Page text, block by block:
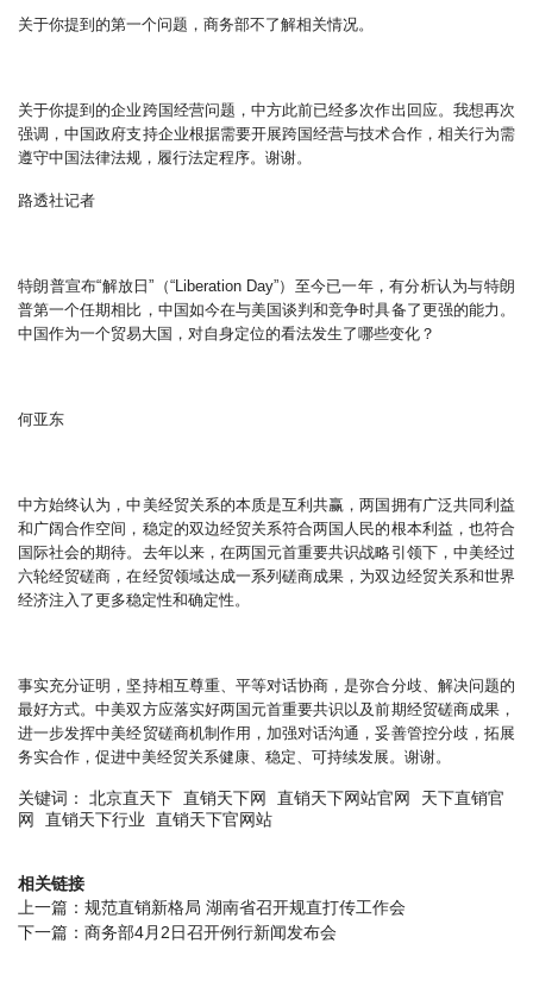
关于你提到的第一个问题，商务部不了解相关情况。
关于你提到的企业跨国经营问题，中方此前已经多次作出回应。我想再次
强调，中国政府支持企业根据需要开展跨国经营与技术合作，相关行为需
遵守中国法律法规，履行法定程序。谢谢。
路透社记者
特朗普宣布“解放日”（“Liberation Day”）至今已一年，有分析认为与特朗
普第一个任期相比，中国如今在与美国谈判和竞争时具备了更强的能力。
中国作为一个贸易大国，对自身定位的看法发生了哪些变化？
何亚东
中方始终认为，中美经贸关系的本质是互利共赢，两国拥有广泛共同利益
和广阔合作空间，稳定的双边经贸关系符合两国人民的根本利益，也符合
国际社会的期待。去年以来，在两国元首重要共识战略引领下，中美经过
六轮经贸磋商，在经贸领域达成一系列磋商成果，为双边经贸关系和世界
经济注入了更多稳定性和确定性。
事实充分证明，坚持相互尊重、平等对话协商，是弥合分歧、解决问题的
最好方式。中美双方应落实好两国元首重要共识以及前期经贸磋商成果，
进一步发挥中美经贸磋商机制作用，加强对话沟通，妥善管控分歧，拓展
务实合作，促进中美经贸关系健康、稳定、可持续发展。谢谢。
关键词： 北京直天下 直销天下网 直销天下网站官网
天下直销官
网
直销天下行业 直销天下官网站
相关链接
上一篇： 规范直销新格局 湖南省召开规直打传工作会
下一篇： 商务部4月2日召开例行新闻发布会